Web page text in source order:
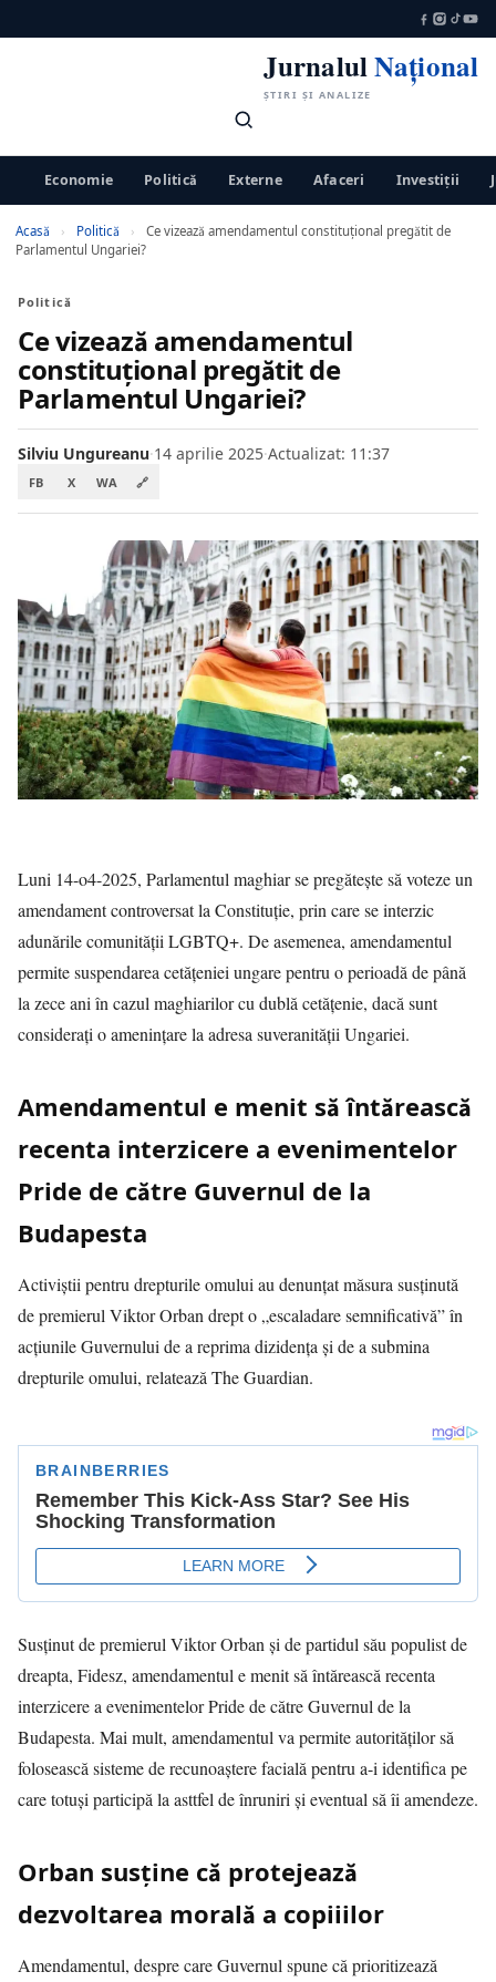
JurnalulNațional
ȘTIRI ȘI ANALIZE
Economie Politică Externe Afaceri Investiții
Acasă › Politică ›
Ce vizează amendamentul constituţional pregătit de
Parlamentul Ungariei?
Politică
Ce vizează amendamentul
constituţional pregătit de
Parlamentul Ungariei?
Silviu Ungureanu·14 aprilie 2025·Actualizat: 11:37
FB X WA 🔗
Luni 14-o4-2025, Parlamentul maghiar se pregătește să voteze un
amendament controversat la Constituție, prin care se interzic
adunările comunității LGBTQ+. De asemenea, amendamentul
permite suspendarea cetățeniei ungare pentru o perioadă de până
la zece ani în cazul maghiarilor cu dublă cetățenie, dacă sunt
considerați o amenințare la adresa suveranității Ungariei.
Amendamentul e menit să întărească
recenta interzicere a evenimentelor
Pride de către Guvernul de la
Budapesta
Activiștii pentru drepturile omului au denunțat măsura susținută
de premierul Viktor Orban drept o „escaladare semnificativă” în
acțiunile Guvernului de a reprima dizidența și de a submina
drepturile omului, relatează The Guardian.
Susținut de premierul Viktor Orban și de partidul său populist de
dreapta, Fidesz, amendamentul e menit să întărească recenta
interzicere a evenimentelor Pride de către Guvernul de la
Budapesta. Mai mult, amendamentul va permite autorităților să
folosească sisteme de recunoaștere facială pentru a-i identifica pe
care totuși participă la asttfel de înruniri și eventual să îi amendeze.
Orban susține că protejează
dezvoltarea morală a copiiilor
Amendamentul, despre care Guvernul spune că prioritizează